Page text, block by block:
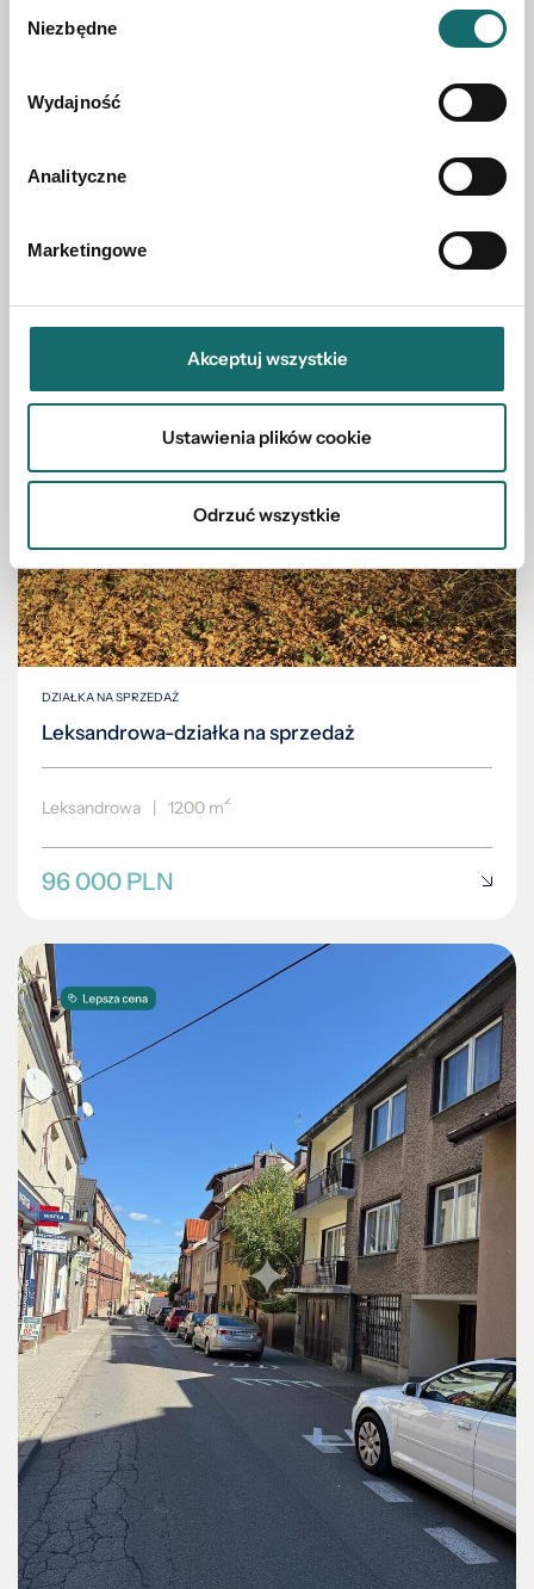
zgody
Niezbędne
Wydajność
Analityczne
Marketingowe
Akceptuj wszystkie
Ustawienia plików cookie
Odrzuć wszystkie
Bochnia |
920 000 PLN
DZIAŁKA NA SPRZEDAŻ
Leksandrowa-działka na sprzedaż
Leksandrowa | 1200 m2
96 000 PLN